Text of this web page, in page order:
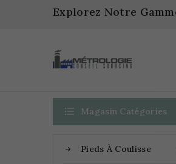
Explorez Notre
 Magasin Catégories
Pieds À Coulisse